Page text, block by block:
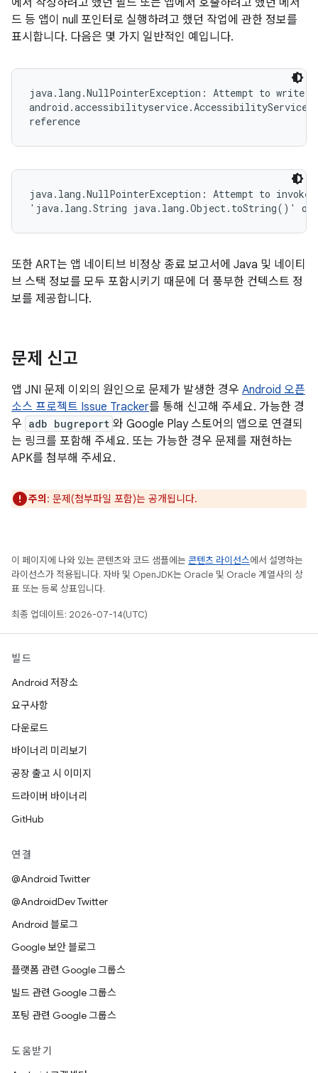
에서 작성하려고 했던 필드 또는 앱에서 호출하려고 했던 메서
드 등 앱이 null 포인터로 실행하려고 했던 작업에 관한 정보를
표시합니다. 다음은 몇 가지 일반적인 예입니다.
java.lang.NullPointerException: Attempt to
reference
java.lang.NullPointerException: Attempt to invoke
'java.lang.String java.lang.Object.toString()' on
또한 ART는 앱 네이티브 비정상 종료 보고서에 Java 및 네이티
브 스택 정보를 모두 포함시키기 때문에 더 풍부한 컨텍스트 정
보를 제공합니다.
문제 신고
앱 JNI 문제 이외의 원인으로 문제가 발생한 경우 Android 오픈
소스 프로젝트 Issue Tracker를 통해 신고해 주세요. 가능한 경
우 adb bugreport 와 Google Play 스토어의 앱으로 연결되
는 링크를 포함해 주세요. 또는 가능한 경우 문제를 재현하는
APK를 첨부해 주세요.
주의 : 문제(첨부파일 포함)는 공개됩니다.
이 페이지에 나와 있는 콘텐츠와 코드 샘플에는 콘텐츠 라이선스에서 설명하는
라이선스가 적용됩니다. 자바 및 OpenJDK는 Oracle 및 Oracle 계열사의 상
표 또는 등록 상표입니다.
최종 업데이트: 2026-07-14(UTC)
빌드
Android 저장소
요구사항
다운로드
바이너리 미리보기
공장 출고 시 이미지
드라이버 바이너리
GitHub
연결
@Android Twitter
@AndroidDev Twitter
Android 블로그
Google 보안 블로그
플랫폼 관련 Google 그룹스
빌드 관련 Google 그룹스
포팅 관련 Google 그룹스
도움받기